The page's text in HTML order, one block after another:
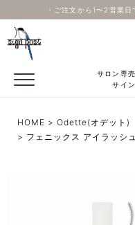
・ご注文から1〜2営業
サロン専
サイ
HOME
Odette(オデット)
フェニックス アイラッシ